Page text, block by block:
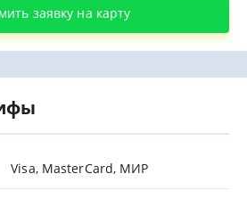
заявку на карту
Visa, MasterCard, МИР